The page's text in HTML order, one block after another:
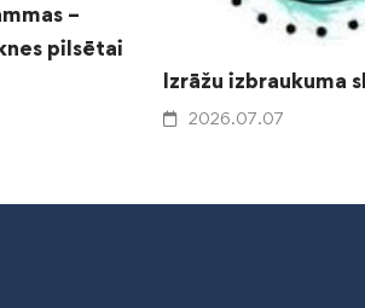
–
pilsētai
Izrāžu izbraukuma
2026.07.07